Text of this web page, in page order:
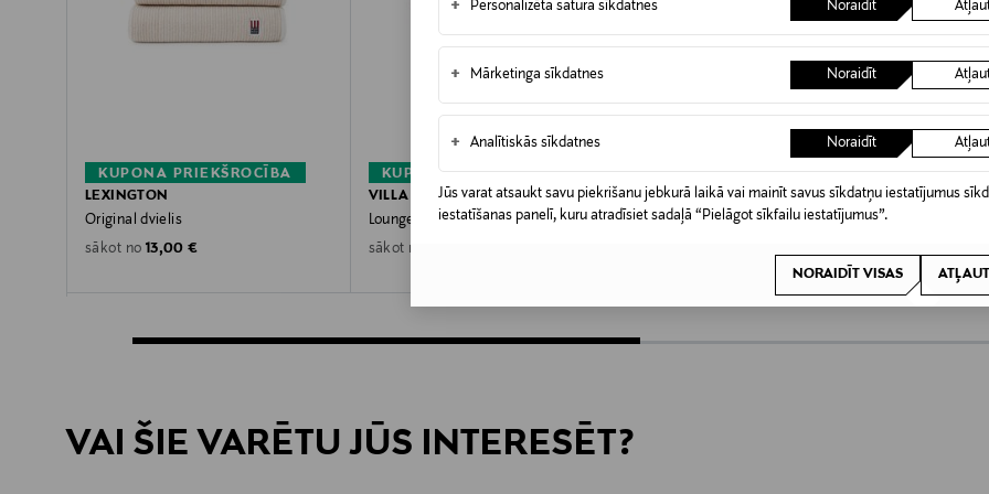
+ Personalizēta satura sīkdatnes Noraidīt
+ Mārketinga sīkdatnes Noraidīt
+ Analītiskās sīkdatnes Noraidīt
Jūs varat atsaukt savu piekrišanu jebkurā laikā vai mainīt savus sīkdatņu iestatījumus
iestatīšanas panelī, kuru atradīsiet sadaļā “Pielāgot sīkfailu iestatījumus”.
NORAIDĪT VISAS
KUPONA PRIEKŠROCĪBA
LEXINGTON
Original dvielis
sākot no Original Price
13,00 €
KUPONA PRIEKŠROCĪBA
VILLA STOCKMANN
Lounge dvielis
sākot no
KUPONA PRIEKŠROCĪBA
CASA STOCKMANN
Towel
CAWO
VAI ŠIE VARĒTU JŪS INTERESĒT?